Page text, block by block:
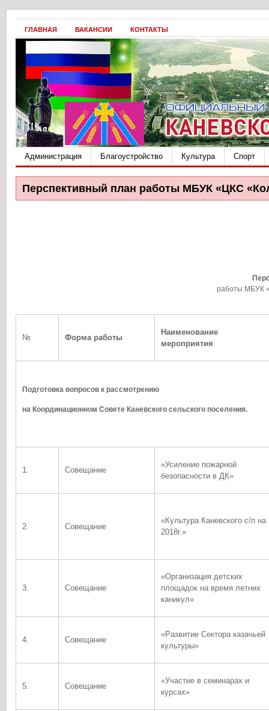
ГЛАВНАЯ ВАКАНСИИ КОНТАКТЫ
Администрация Благоустройство Культура Спорт
Перспективный план работы МБУК «ЦКС
работы МБУК
№ Форма работы
Наименование
мероприятия
Подготовка вопросов к рассмотрению
на Координационном Совете Каневского сельского поселения.
1. Совещание
«Усиление пожарной
безопасности в ДК»
2. Совещание
«Культура Каневского с/п на
2018г.»
3. Совещание
«Организация детских
площадок на время летних
каникул»
4. Совещание
«Развитие Сектора казачьей
культуры»
5. Совещание
«Участие в семинарах и
курсах»